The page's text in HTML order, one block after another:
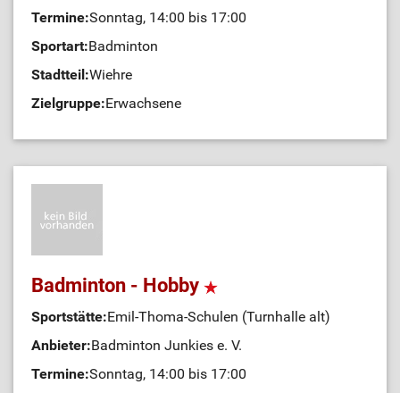
Termine:Sonntag, 14:00 bis 17:00
Sportart:Badminton
Stadtteil:Wiehre
Zielgruppe:Erwachsene
Badminton - Hobby
Sportstätte:Emil-Thoma-Schulen (Turnhalle alt)
Anbieter:Badminton Junkies e. V.
Termine:Sonntag, 14:00 bis 17:00